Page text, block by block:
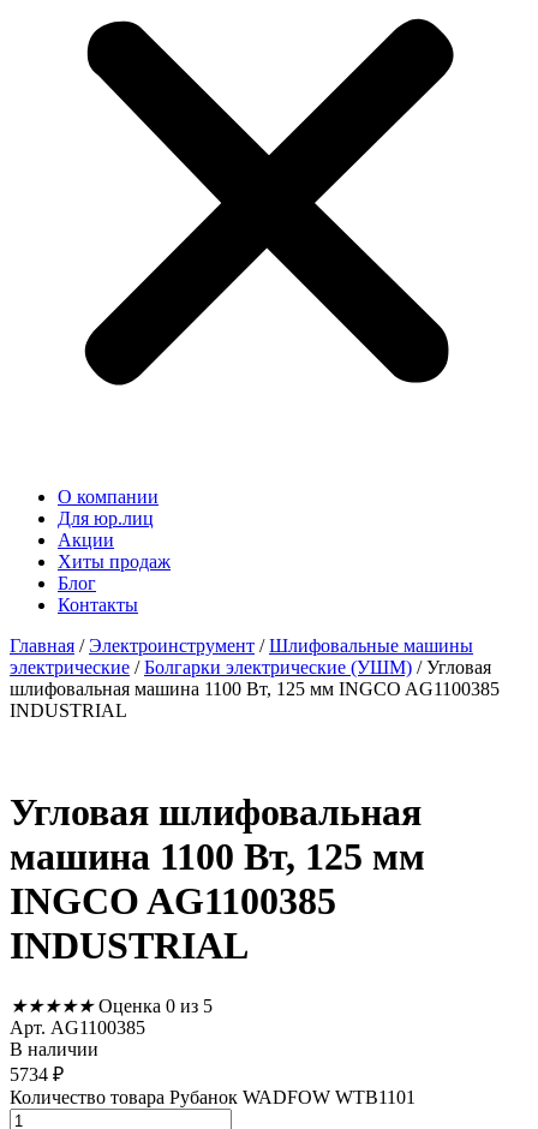
О компании
Для юр.лиц
Акции
Хиты продаж
Блог
Контакты
Главная /Электроинструмент /Шлифовальные машины
электрические /Болгарки электрические (УШМ) / Угловая
шлифовальная машина 1100 Вт, 125 мм INGCO AG1100385
INDUSTRIAL
Угловая шлифовальная
машина 1100 Вт, 125 мм
INGCO AG1100385
INDUSTRIAL
★★★★★ Оценка 0 из 5
Арт. AG1100385
В наличии
5734 ₽
Количество товара Рубанок WADFOW WTB1101